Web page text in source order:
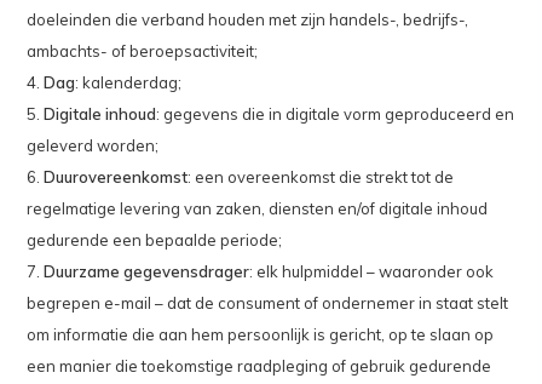
doeleinden die verband houden met zijn handels-, bedrijfs-,
ambachts- of beroepsactiviteit;
4.Dag: kalenderdag;
5.Digitale inhoud: gegevens die in digitale vorm geproduceerd en
geleverd worden;
6.Duurovereenkomst: een overeenkomst die strekt tot de
regelmatige levering van zaken, diensten en/of digitale inhoud
gedurende een bepaalde periode;
7.Duurzame gegevensdrager: elk hulpmiddel – waaronder ook
begrepen e-mail – dat de consument of ondernemer in staat stelt
om informatie die aan hem persoonlijk is gericht, op te slaan op
een manier die toekomstige raadpleging of gebruik gedurende